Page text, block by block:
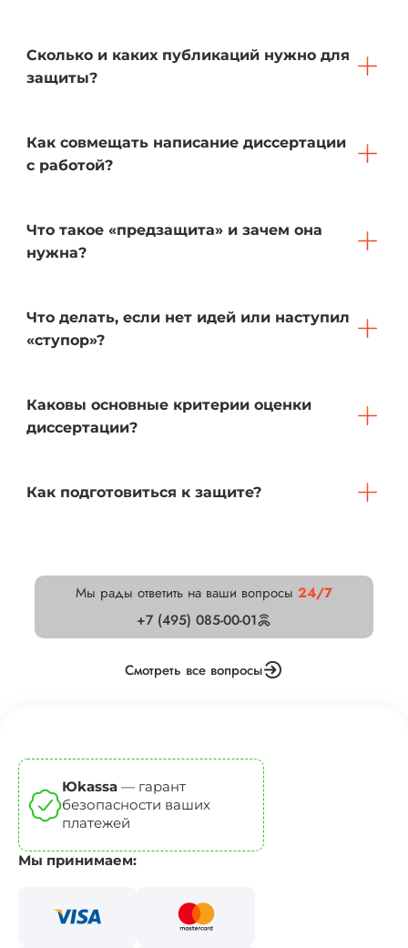
Сколько и каких публикаций нужно для
защиты?
Как совмещать написание диссертации
с работой?
Что такое «предзащита» и зачем она
нужна?
Что делать, если нет идей или наступил
«ступор»?
Каковы основные критерии оценки
диссертации?
Как подготовиться к защите?
Мы рады ответить на ваши вопросы 24/7
+7 (495) 085-00-01
Смотреть все вопросы
Юkassa — гарант
безопасности ваших
платежей
Мы принимаем: